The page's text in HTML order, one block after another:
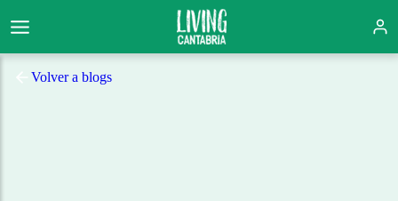
Volver a blogs